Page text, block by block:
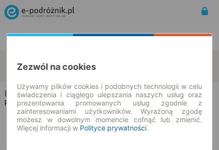
08.08.2026 | -- : --
Elżbiecin → Tychówko
Rozkład jazdy i bilety
Zezwól na cookies
Używamy plików cookies i podobnych technologii w celu
świadczenia i ciągłego ulepszania naszych usług oraz
prezentowania promowanych usług zgodnie z
zainteresowaniami użytkowników. Wyrażoną zgodę
możesz w dowolnym momencie cofnąć lub zmienić.
Więcej informacji w Polityce prywatności.